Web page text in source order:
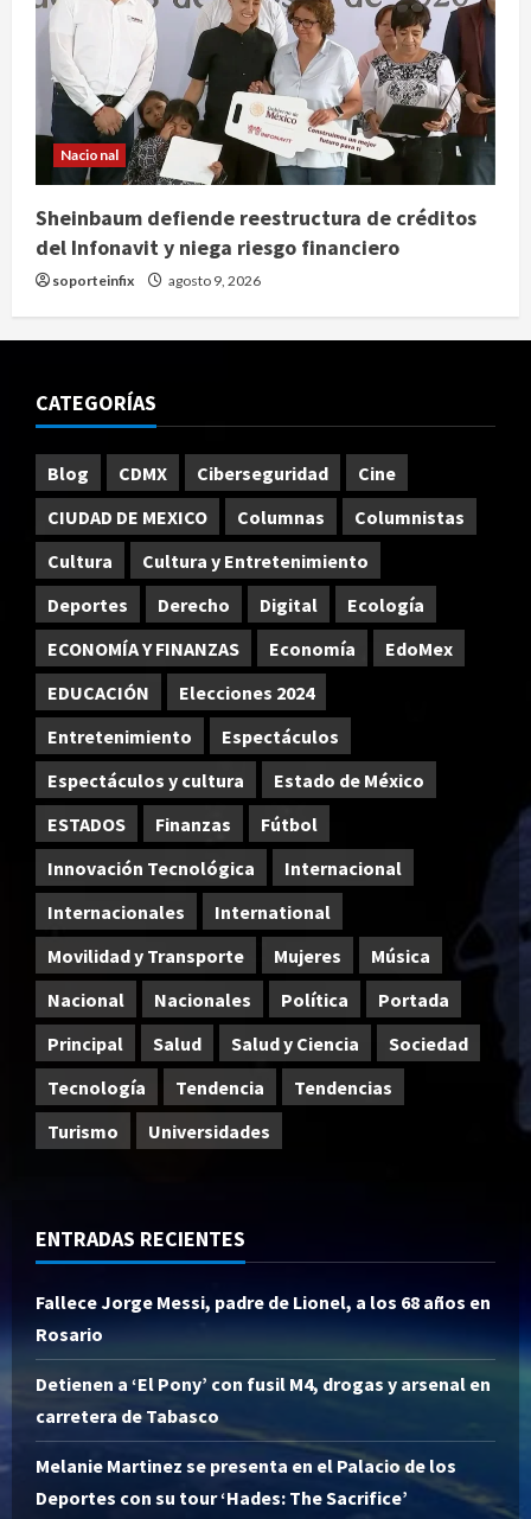
Nacional
Sheinbaum defiende reestructura de créditos
del Infonavit y niega riesgo financiero
soporteinfix agosto 9, 2026
CATEGORÍAS
Blog CDMX Ciberseguridad
Cine
CIUDAD DE MEXICO
Columnas
Columnistas
Cultura
Cultura y Entretenimiento
Deportes
Derecho Digital
Ecología
ECONOMÍA Y FINANZAS
Economía
EdoMex
EDUCACIÓN
Elecciones 2024
Entretenimiento
Espectáculos
Espectáculos y cultura
Estado de México
ESTADOS
Finanzas
Fútbol
Innovación Tecnológica
Internacional
Internacionales
International
Movilidad y Transporte
Mujeres
Música
Nacional
Nacionales Política
Portada
Principal
Salud Salud y Ciencia
Sociedad
Tecnología
Tendencia
Tendencias
Turismo
Universidades
ENTRADAS RECIENTES
Fallece Jorge Messi, padre de Lionel, a los 68 años en
Rosario
Detienen a ‘El Pony’ con fusil M4, drogas y arsenal en
carretera de Tabasco
Melanie Martinez se presenta en el Palacio de los
Deportes con su tour ‘Hades: The Sacrifice’